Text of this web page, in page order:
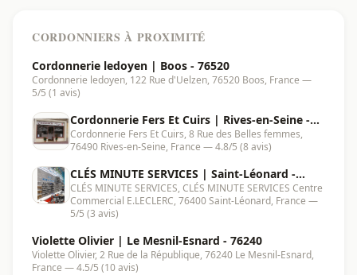
CORDONNIERS À PROXIMITÉ
Cordonnerie ledoyen | Boos - 76520
Cordonnerie ledoyen, 122 Rue d'Uelzen, 76520 Boos, France —
5/5 (1 avis)
Cordonnerie Fers Et Cuirs | Rives-en-Seine -
76490
Cordonnerie Fers Et Cuirs, 8 Rue des Belles femmes,
76490 Rives-en-Seine, France — 4.8/5 (8 avis)
CLÉS MINUTE SERVICES | Saint-Léonard -
76400
CLÉS MINUTE SERVICES, CLÉS MINUTE SERVICES Centre
Commercial E.LECLERC, 76400 Saint-Léonard, France —
5/5 (3 avis)
Violette Olivier | Le Mesnil-Esnard - 76240
Violette Olivier, 2 Rue de la République, 76240 Le Mesnil-Esnard,
France — 4.5/5 (10 avis)